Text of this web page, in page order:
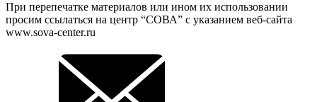
При перепечатке материалов или ином их использовании
просим ссылаться на центр “СОВА” с указанием веб-сайта
www.sova-center.ru